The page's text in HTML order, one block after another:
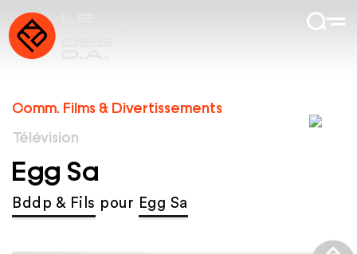
Comm. Films & Divertissements
Télévision
Egg Sa
Bddp & Fils pour Egg Sa